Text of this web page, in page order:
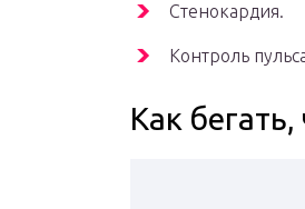
Стенокардия.
Контроль
Как